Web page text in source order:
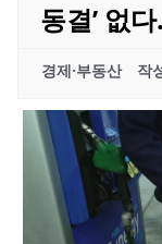
동결’ 없
경제·부동산 작